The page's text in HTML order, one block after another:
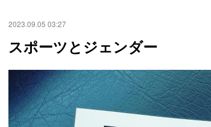
2023.09.05 03:27
スポーツとジェンダー